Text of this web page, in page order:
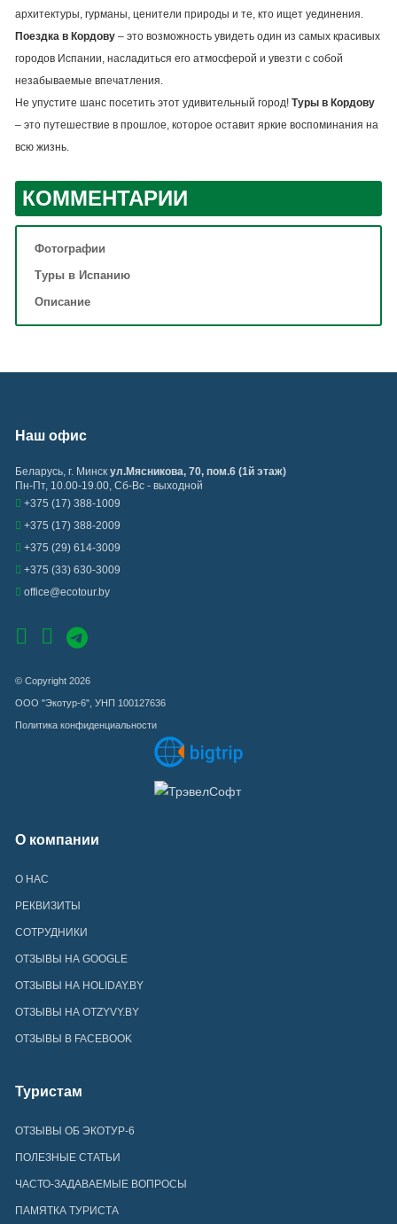
архитектуры, гурманы, ценители природы и те, кто ищет уединения.
Поездка в Кордову– это возможность увидеть один из самых красивых
городов Испании, насладиться его атмосферой и увезти с собой
незабываемые впечатления.
Не упустите шанс посетить этот удивительный город! Туры в Кордову
– это путешествие в прошлое, которое оставит яркие воспоминания на
всю жизнь.
КОММЕНТАРИИ
Фотографии
Туры в Испанию
Описание
Наш офис
Беларусь, г. Минск ул.Мясникова, 70, пом.6 (1й этаж)
Пн-Пт, 10.00-19.00, Сб-Вс - выходной
+375 (17) 388-1009
+375 (17) 388-2009
+375 (29) 614-3009
+375 (33) 630-3009
office@ecotour.by
© Copyright 2026
ООО "Экотур-6", УНП 100127636
Политика конфиденциальности
О компании
О НАС
РЕКВИЗИТЫ
СОТРУДНИКИ
ОТЗЫВЫ НА GOOGLE
ОТЗЫВЫ НА HOLIDAY.BY
ОТЗЫВЫ НА OTZYVY.BY
ОТЗЫВЫ В FACEBOOK
Туристам
ОТЗЫВЫ ОБ ЭКОТУР-6
ПОЛЕЗНЫЕ СТАТЬИ
ЧАСТО-ЗАДАВАЕМЫЕ ВОПРОСЫ
ПАМЯТКА ТУРИСТА